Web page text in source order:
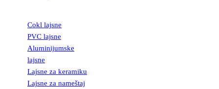
Cokl lajsne
PVC lajsne
Aluminijumske
lajsne
Lajsne za keramiku
Lajsne za nameštaj